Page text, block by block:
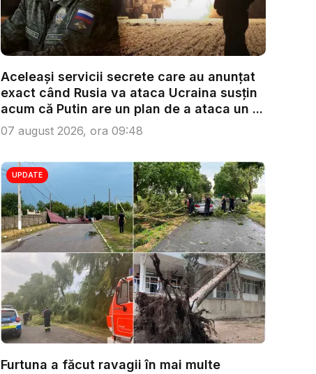
Aceleași servicii secrete care au anunțat
exact când Rusia va ataca Ucraina susțin
acum că Putin are un plan de a ataca un ...
07 august 2026, ora 09:48
UPDATE
Furtuna a făcut ravagii în mai multe